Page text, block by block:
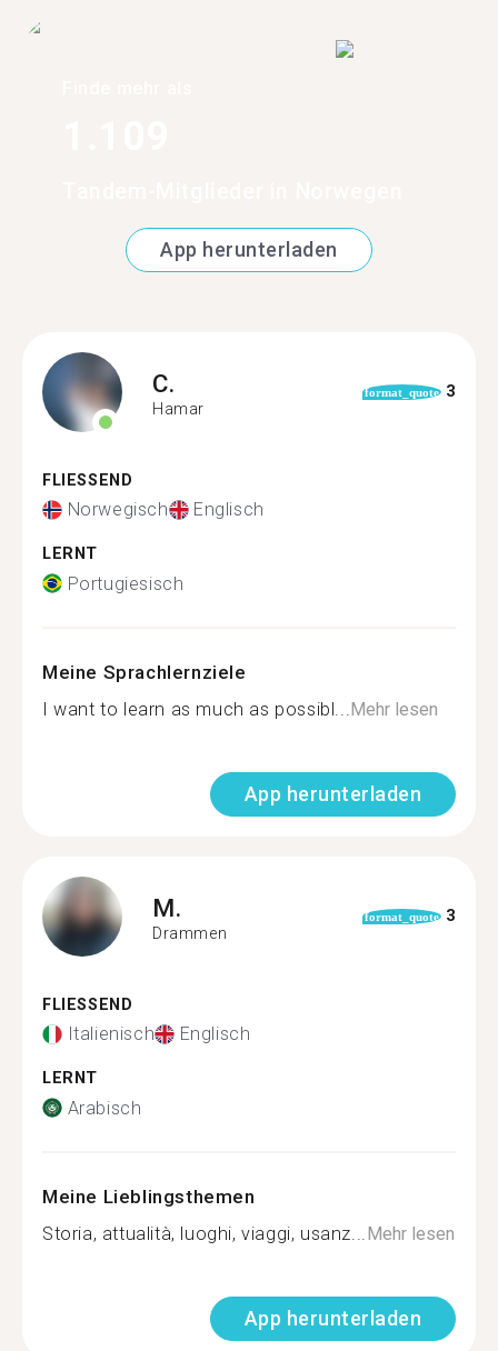
App herunterladen
C.
Hamar
format_quote 3
FLIESSEND
Norwegisch Englisch
LERNT
Portugiesisch
Meine Sprachlernziele
I want to learn as much as possibl... Mehr lesen
App herunterladen
M.
Drammen
format_quote 3
FLIESSEND
Italienisch Englisch
LERNT
Arabisch
Meine Lieblingsthemen
Storia, attualità, luoghi, viaggi, usanz... Mehr lesen
App herunterladen